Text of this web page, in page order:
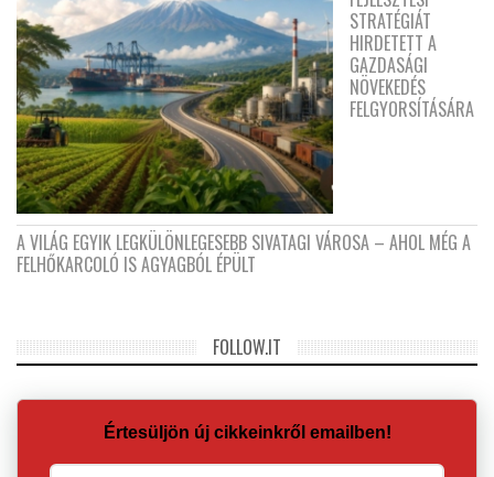
STRATÉGIÁT
HIRDETETT A
GAZDASÁGI
NÖVEKEDÉS
FELGYORSÍTÁSÁRA
A VILÁG EGYIK LEGKÜLÖNLEGESEBB SIVATAGI VÁROSA – AHOL MÉG A
FELHŐKARCOLÓ IS AGYAGBÓL ÉPÜLT
FOLLOW.IT
Értesüljön új cikkeinkről emailben!